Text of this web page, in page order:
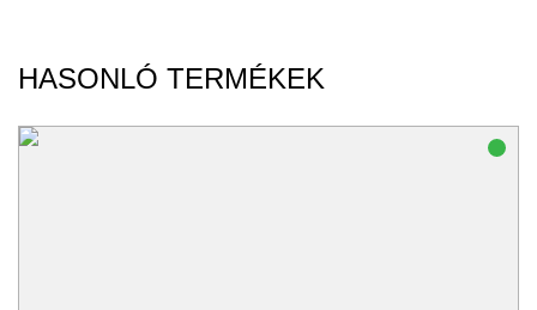
HASONLÓ TERMÉKEK